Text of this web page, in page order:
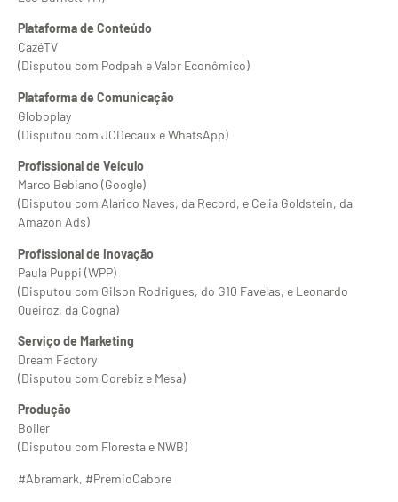
Plataforma de Conteúdo
CazéTV
(Disputou com Podpah e Valor Econômico)
Plataforma de Comunicação
Globoplay
(Disputou com JCDecaux e WhatsApp)
Profissional de Veículo
Marco Bebiano (Google)
(Disputou com Alarico Naves, da Record, e Celia Goldstein, da
Amazon Ads)
Profissional de Inovação
Paula Puppi (WPP)
(Disputou com Gilson Rodrigues, do G10 Favelas, e Leonardo
Queiroz, da Cogna)
Serviço de Marketing
Dream Factory
(Disputou com Corebiz e Mesa)
Produção
Boiler
(Disputou com Floresta e NWB)
#Abramark, #PremioCabore